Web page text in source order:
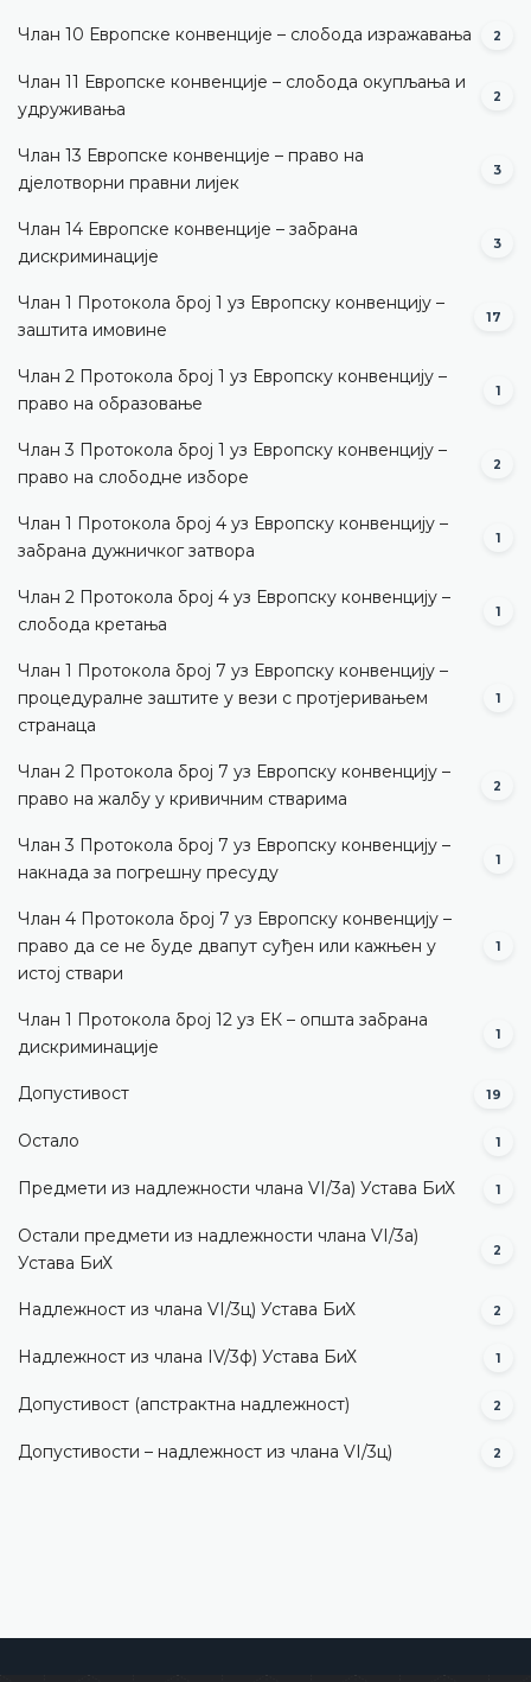
Члан 10 Европске конвенције – слобода изражавања 2
Члан 11 Европске конвенције – слобода окупљања и
удруживања
2
Члан 13 Европске конвенције – право на
дјелотворни правни лијек
3
Члан 14 Европске конвенције – забрана
дискриминације
3
Члан 1 Протокола број 1 уз Европску конвенцију –
заштита имовине
17
Члан 2 Протокола број 1 уз Европску конвенцију –
право на образовање
1
Члан 3 Протокола број 1 уз Европску конвенцију –
право на слободне изборе
2
Члан 1 Протокола број 4 уз Европску конвенцију –
забрана дужничког затвора
1
Члан 2 Протокола број 4 уз Европску конвенцију –
слобода кретања
1
Члан 1 Протокола број 7 уз Европску конвенцију –
процедуралне заштите у вези с протјеривањем
странаца
1
Члан 2 Протокола број 7 уз Европску конвенцију –
право на жалбу у кривичним стварима
2
Члан 3 Протокола број 7 уз Европску конвенцију –
накнада за погрешну пресуду
1
Члан 4 Протокола број 7 уз Европску конвенцију –
право да се не буде двапут суђен или кажњен у
истој ствари
1
Члан 1 Протокола број 12 уз ЕК – општа забрана
дискриминације
1
Допустивост 19
Остало 1
Предмети из надлежности члана VI/3а) Устава БиХ 1
Остали предмети из надлежности члана VI/3а)
Устава БиХ
2
Надлежност из члана VI/3ц) Устава БиХ 2
Надлежност из члана IV/3ф) Устава БиХ 1
Допустивост (aпстрактна надлежност) 2
Допустивости – надлежност из члана VI/3ц) 2